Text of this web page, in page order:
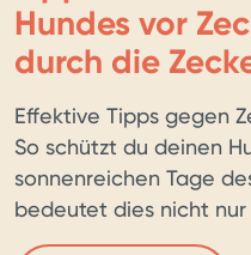
Hundes vor
durch die
Effektive Tipps gegen
So schützt du deinen
sonnenreichen Tage
bedeutet dies nicht
deinen Hund bei